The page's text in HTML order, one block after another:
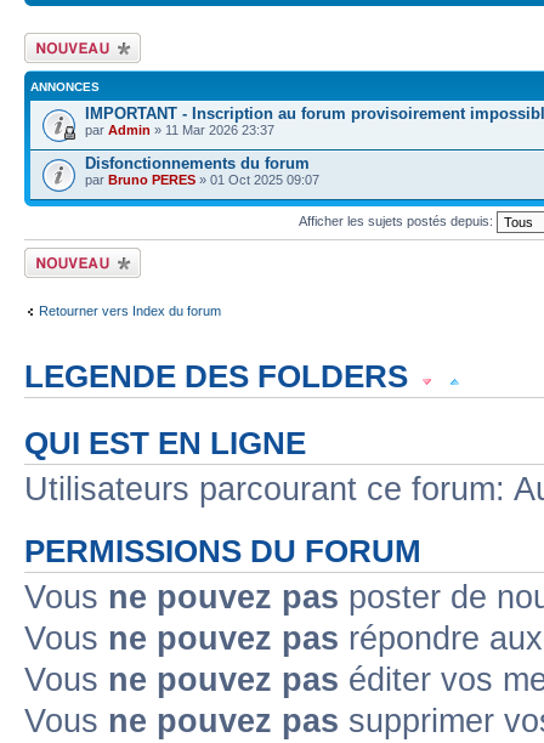
Écrire un nouveau
sujet
ANNONCES
IMPORTANT - Inscription au forum provisoirement
par Admin » 11 Mar 2026 23:37
Disfonctionnements du forum
par Bruno PERES » 01 Oct 2025 09:07
Afficher les sujets postés depuis:
Écrire un nouveau
sujet
Retourner vers Index du forum
LEGENDE DES FOLDERS
Sujet populaire lu Sujet lu fermé Sujet lu fermé dans lequel j'ai posté
Sujet populaire non lu Sujet non lu fermé Sujet non lu fermé dans
Topic déplacé
Annonce lue Annonce lue fermée Annonce lue fermée dans laquelle
Annonce non lue Annonce non lue fermée Annonce non lue fermée
QUI EST EN LIGNE
Utilisateurs parcourant ce forum:
PERMISSIONS DU FORUM
Vous ne pouvez pas poster de
Vous ne pouvez pas répondre
Vous ne pouvez pas éditer vos
Vous ne pouvez pas supprimer